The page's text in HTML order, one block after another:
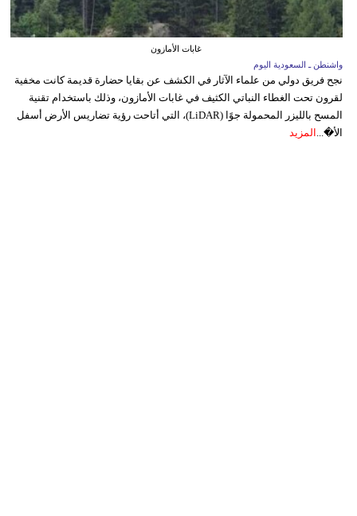
غابات الأمازون
واشنطن ـ السعودية اليوم
نجح فريق دولي من علماء الآثار في الكشف عن بقايا حضارة قديمة كانت مخفية
لقرون تحت الغطاء النباتي الكثيف في غابات الأمازون، وذلك باستخدام تقنية
المسح بالليزر المحمولة جوًا (LiDAR)، التي أتاحت رؤية تضاريس الأرض أسفل
الأ�... المزيد